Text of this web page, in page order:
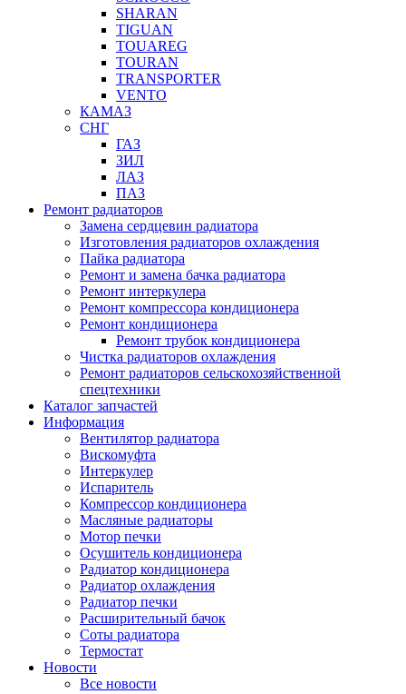
SHARAN
TIGUAN
TOUAREG
TOURAN
TRANSPORTER
VENTO
КАМАЗ
СНГ
ГАЗ
ЗИЛ
ЛАЗ
ПАЗ
Ремонт радиаторов
Замена сердцевин радиатора
Изготовления радиаторов охлаждения
Пайка радиатора
Ремонт и замена бачка радиатора
Ремонт интеркулера
Ремонт компрессора кондиционера
Ремонт кондиционера
Ремонт трубок кондиционера
Чистка радиаторов охлаждения
Ремонт радиаторов сельскохозяйственной
спецтехники
Каталог запчастей
Информация
Вентилятор радиатора
Вискомуфта
Интеркулер
Испаритель
Компрессор кондиционера
Масляные радиаторы
Мотор печки
Осушитель кондиционера
Радиатор кондиционера
Радиатор охлаждения
Радиатор печки
Расширительный бачок
Соты радиатора
Термостат
Новости
Все новости